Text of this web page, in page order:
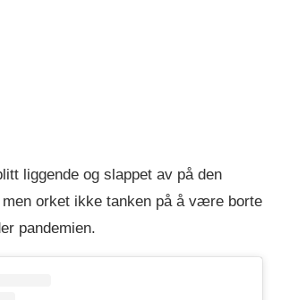
liggende og slappet av på den
orket ikke tanken på å være borte
pandemien.